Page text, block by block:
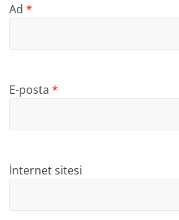
Ad*
E-posta*
İnternet sitesi